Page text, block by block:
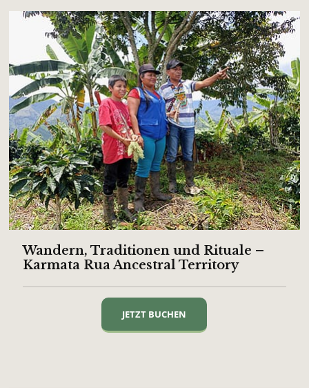
Wandern, Traditionen und Rituale –
Karmata Rua Ancestral Territory
JETZT BUCHEN